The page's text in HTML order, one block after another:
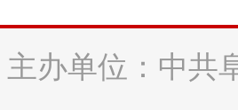
主办单位：中共